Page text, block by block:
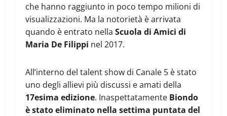
che hanno raggiunto in poco tempo milioni di
visualizzazioni. Ma la notorietà è arrivata
quando è entrato nella Scuola di Amici di
Maria De Filippi nel 2017.
All’interno del talent show di Canale 5 è stato
uno degli allievi più discussi e amati della
17esima edizione. Inaspettatamente Biondo
è stato eliminato nella settima puntata del